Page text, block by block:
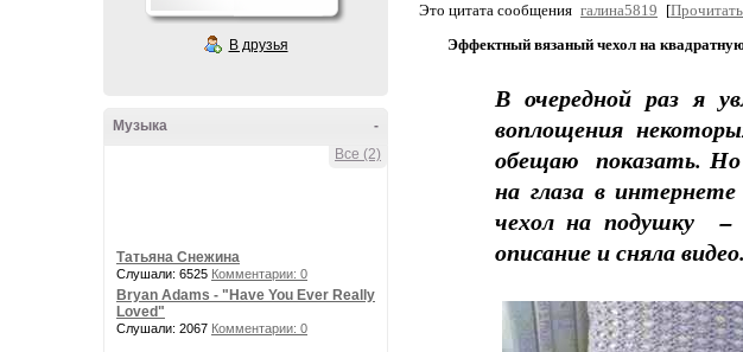
В друзья
-
Музыка
Все (2)
Татьяна Снежина
Слушали: 6525 Комментарии: 0
Bryan Adams - "Have You Ever Really
Loved"
Слушали: 2067 Комментарии: 0
Это цитата сообщения галина5819 [
Эффектный вязаный чехол на
В очередной раз я
воплощения
обещаю показать. Но
на глаза в
чехол на подушку –
описание и сняла видео.